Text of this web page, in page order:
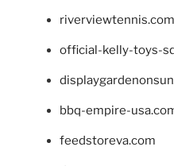
riverviewtennis.com
official-kelly-toys-
bbq-empire-
feedstoreva.com